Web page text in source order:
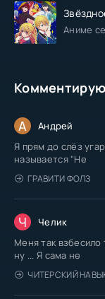
А Андрей
Я прям до слёз
называется "Не
ГРАВИТИ ФОЛЗ
Ч Челик
Меня так взбесило
ну ... Я сама не
ЧИТЕРСКИЙ НАВЫК